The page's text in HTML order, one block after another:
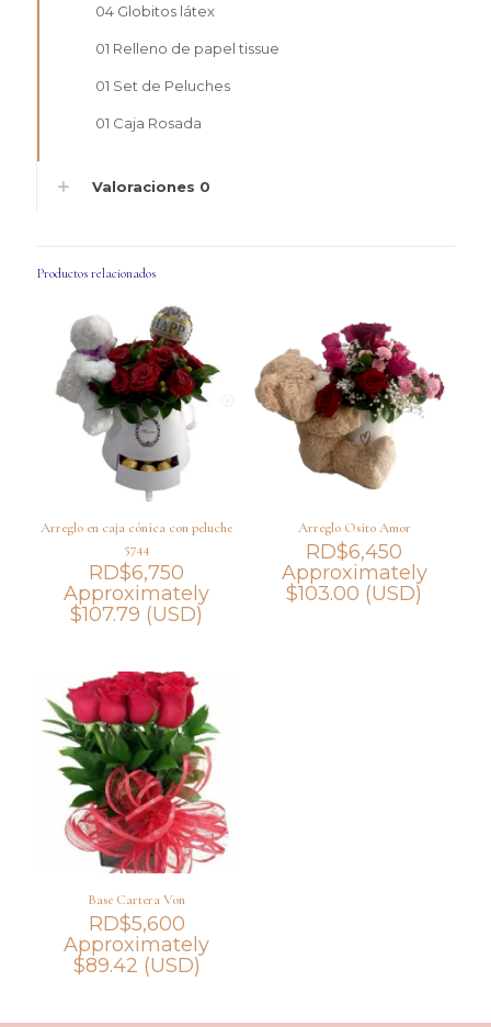
04 Globitos látex
01 Relleno de papel tissue
01 Set de Peluches
01 Caja Rosada
Valoraciones 0
Productos relacionados
Arreglo en caja cónica con peluche
5744
RD$6,750
Approximately
$107.79 (USD)
Arreglo Osito Amor
RD$6,450
Approximately
$103.00 (USD)
Base Cartera Von
RD$5,600
Approximately
$89.42 (USD)